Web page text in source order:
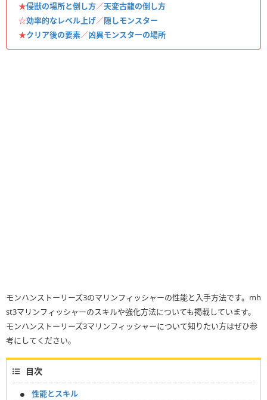
★侵獣の場所と倒し方／天変古龍の倒し方
☆効率的なレベル上げ／隠しモンスター
★クリア後の要素／凶異モンスターの場所
モンハンストーリーズ3のマリンフィッシャーの性能と入手方法です。mh
st3マリンフィッシャーのスキルや強化方法についても掲載しています。
モンハンストーリーズ3マリンフィッシャーについて知りたい方はぜひ参
考にしてください。
目次
性能とスキル